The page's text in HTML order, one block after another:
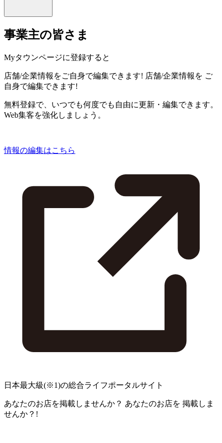
事業主の皆さま
Myタウンページに登録すると
店舗/企業情報をご自身で編集できます! 店舗/企業情報を ご
自身で編集できます!
無料登録で、いつでも何度でも自由に更新・編集できます。
Web集客を強化しましょう。
情報の編集はこちら
日本最大級(※1)の総合ライフポータルサイト
あなたのお店を掲載しませんか？ あなたのお店を 掲載しま
せんか？!